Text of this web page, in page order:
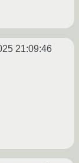
21:09:46